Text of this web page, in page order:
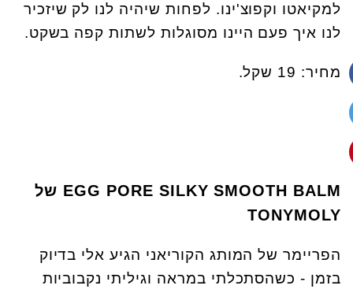
למקיאטו וקפוצ'ינו. לפחות שיהיה לנו לק שיזכיר
לנו איך פעם היינו מסוגלות לשתות קפה בשקט.
מחיר: 19 שקל.
EGG PORE SILKY SMOOTH BALM של
TONYMOLY
הפריימר של המותג הקוריאני הגיע אלי בדיוק
בזמן - כשהסתכלתי במראה וגיליתי נקבוביות